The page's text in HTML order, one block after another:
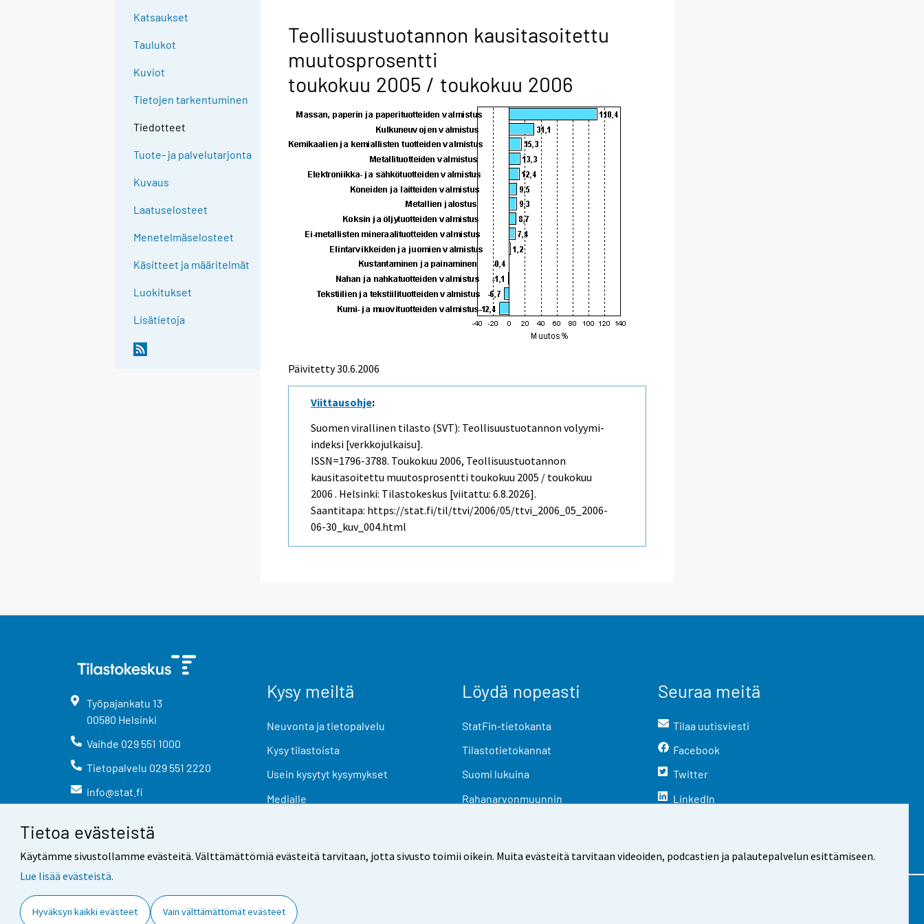
Tietoa evästeistä
Käytämme sivustollamme evästeitä. Välttämättömiä evästeitä tarvitaan, jotta sivusto toimii oikein. Muita evästeitä tarvitaan videoiden, podcastien ja palautepalvelun esittämiseen.
Lue lisää evästeistä.
Hyväksyn kaikki evästeet Vain välttämättömät evästeet
Katsaukset
Taulukot
Kuviot
Tietojen tarkentuminen
Tiedotteet
Tuote- ja palvelutarjonta
Kuvaus
Laatuselosteet
Menetelmäselosteet
Käsitteet ja määritelmät
Luokitukset
Lisätietoja
Teollisuustuotannon kausitasoitettu
muutosprosentti
toukokuu 2005 / toukokuu 2006
Päivitetty30.6.2006
Viittausohje:
Suomen virallinen tilasto (SVT): Teollisuustuotannon volyymi-
indeksi [verkkojulkaisu].
ISSN=1796-3788. Toukokuu 2006, Teollisuustuotannon
kausitasoitettu muutosprosentti toukokuu 2005 / toukokuu
2006 . Helsinki: Tilastokeskus [viitattu: 6.8.2026].
Saantitapa: https://stat.fi/til/ttvi/2006/05/ttvi_2006_05_2006-
06-30_kuv_004.html
Työpajankatu 13
00580 Helsinki
Vaihde 029 551 1000
Tietopalvelu 029 551 2220
info@stat.fi
Kysy meiltä
Neuvonta ja tietopalvelu
Kysy tilastoista
Usein kysytyt kysymykset
Medialle
Löydä nopeasti
StatFin-tietokanta
Tilastotietokannat
Suomi lukuina
Rahanarvonmuunnin
Seuraa meitä
Tilaa uutisviesti
Facebook
Twitter
LinkedIn
Yhteystiedot Palaute